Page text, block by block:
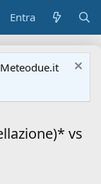
Entra
vs